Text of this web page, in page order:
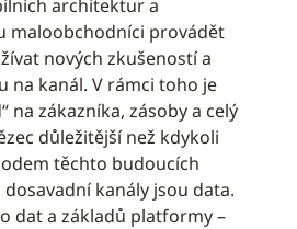
architektur a
maloobchodníci provádět
nových zkušeností a
na kanál. V rámci toho je
na zákazníka, zásoby a celý
důležitější než kdykoli
těchto budoucích
kanály jsou data.
dat a základů platformy –